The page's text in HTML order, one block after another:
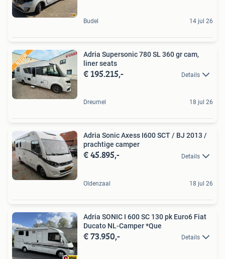
Budel 14 jul 26
Adria Supersonic 780 SL 360 gr cam,
liner seats
€ 195.215,- Details
Dreumel 18 jul 26
Adria Sonic Axess I600 SCT / BJ 2013 /
prachtige camper
€ 45.895,- Details
Oldenzaal 18 jul 26
Adria SONIC I 600 SC 130 pk Euro6 Fiat
Ducato NL-Camper *Que
€ 73.950,- Details